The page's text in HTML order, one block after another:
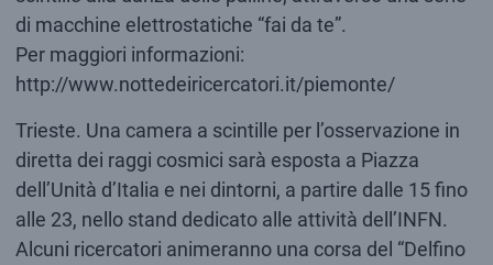
di macchine elettrostatiche “fai da te”.
Per maggiori informazioni:
http://www.nottedeiricercatori.it/piemonte/
Trieste. Una camera a scintille per l’osservazione in
diretta dei raggi cosmici sarà esposta a Piazza
dell’Unità d’Italia e nei dintorni, a partire dalle 15 fino
alle 23, nello stand dedicato alle attività dell’INFN.
Alcuni ricercatori animeranno una corsa del “Delfino